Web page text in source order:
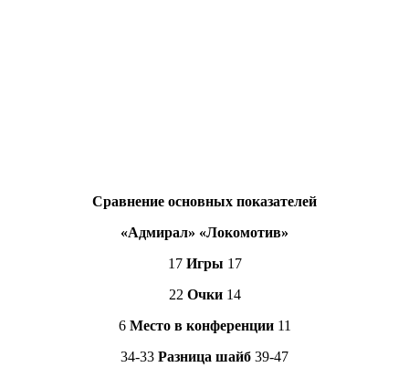
Сравнение основных показателей
«Адмирал» «Локомотив»
17Игры 17
22 Очки14
6Место в конференции11
34-33 Разница шайб 39-47